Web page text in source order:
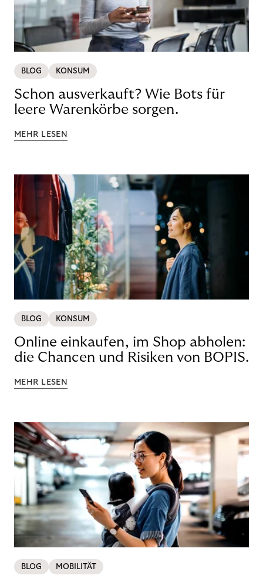
BLOG KONSUM
Schon ausverkauft? Wie Bots für
leere Warenkörbe sorgen.
MEHR LESEN
BLOG KONSUM
Online einkaufen, im Shop abholen:
die Chancen und Risiken von BOPIS.
MEHR LESEN
BLOG MOBILITÄT